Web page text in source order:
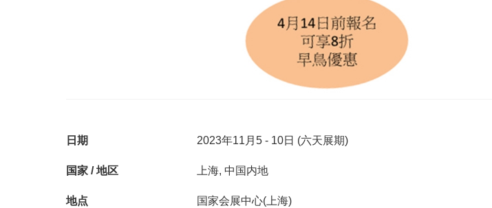
日期 2023年11月5 - 10日 (六天展期)
国家 / 地区 上海, 中国内地
地点 国家会展中心(上海)